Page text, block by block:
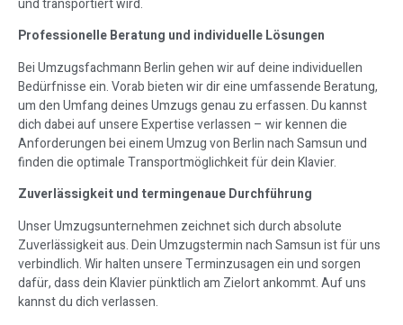
und transportiert wird.
Professionelle Beratung und individuelle Lösungen
Bei Umzugsfachmann Berlin gehen wir auf deine individuellen
Bedürfnisse ein. Vorab bieten wir dir eine umfassende Beratung,
um den Umfang deines Umzugs genau zu erfassen. Du kannst
dich dabei auf unsere Expertise verlassen – wir kennen die
Anforderungen bei einem Umzug von Berlin nach Samsun und
finden die optimale Transportmöglichkeit für dein Klavier.
Zuverlässigkeit und termingenaue Durchführung
Unser Umzugsunternehmen zeichnet sich durch absolute
Zuverlässigkeit aus. Dein Umzugstermin nach Samsun ist für uns
verbindlich. Wir halten unsere Terminzusagen ein und sorgen
dafür, dass dein Klavier pünktlich am Zielort ankommt. Auf uns
kannst du dich verlassen.